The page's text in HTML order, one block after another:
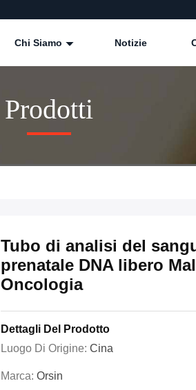
Chi Siamo Notizie
Prodotti
Tubo di analisi del
prenatale DNA libero
Oncologia
Dettagli Del Prodotto
Luogo Di Origine: Cina
Marca: Orsin